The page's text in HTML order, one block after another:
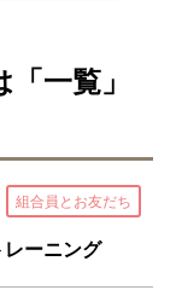
一覧」
組合員とお友だち
ーニング